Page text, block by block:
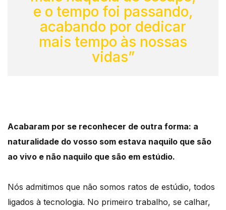
e o tempo foi passando,
acabando por dedicar
mais tempo às nossas
vidas”
Acabaram por se reconhecer de outra forma: a
naturalidade do vosso som estava naquilo que são
ao vivo e não naquilo que são em estúdio.
Nós admitimos que não somos ratos de estúdio, todos
ligados à tecnologia. No primeiro trabalho, se calhar,